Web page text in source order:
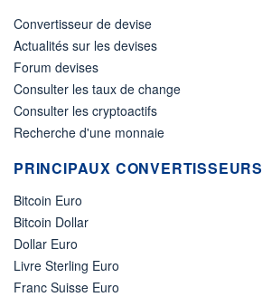
Convertisseur de devise
Actualités sur les devises
Forum devises
Consulter les taux de change
Consulter les cryptoactifs
Recherche d'une monnaie
PRINCIPAUX CONVERTISSEURS
Bitcoin Euro
Bitcoin Dollar
Dollar Euro
Livre Sterling Euro
Franc Suisse Euro